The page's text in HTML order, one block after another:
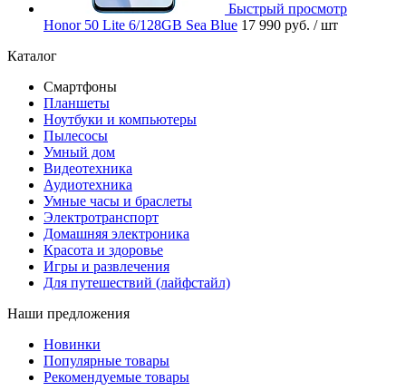
Быстрый просмотр
Honor 50 Lite 6/128GB Sea Blue 17 990 руб. / шт
Каталог
Смартфоны
Планшеты
Ноутбуки и компьютеры
Пылесосы
Умный дом
Видеотехника
Аудиотехника
Умные часы и браслеты
Электротранспорт
Домашняя электроника
Красота и здоровье
Игры и развлечения
Для путешествий (лайфстайл)
Наши предложения
Новинки
Популярные товары
Рекомендуемые товары